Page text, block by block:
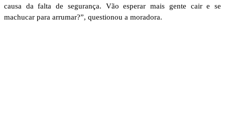
causa da falta de segurança. Vão esperar mais gente cair e se
machucar para arrumar?”, questionou a moradora.